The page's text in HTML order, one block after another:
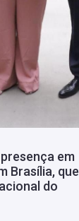
em
Brasília, que
do